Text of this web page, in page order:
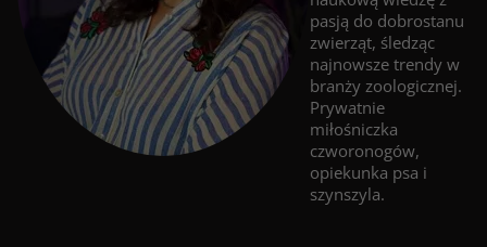
pasją do dobrostanu
zwierząt, śledząc
najnowsze trendy w
branży zoologicznej.
Prywatnie
miłośniczka
czworonogów,
opiekunka psa i
szynszyla.